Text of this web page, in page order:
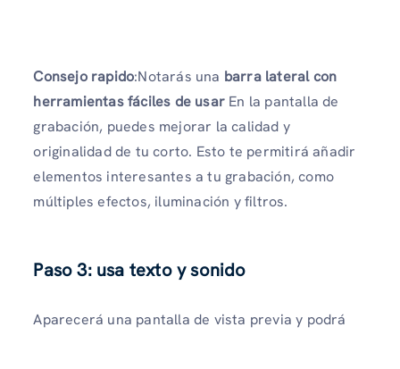
Consejo rapido:Notarás una barra lateral con
herramientas fáciles de usar En la pantalla de
grabación, puedes mejorar la calidad y
originalidad de tu corto. Esto te permitirá añadir
elementos interesantes a tu grabación, como
múltiples efectos, iluminación y filtros.
Paso 3: usa texto y sonido
Aparecerá una pantalla de vista previa y podrá